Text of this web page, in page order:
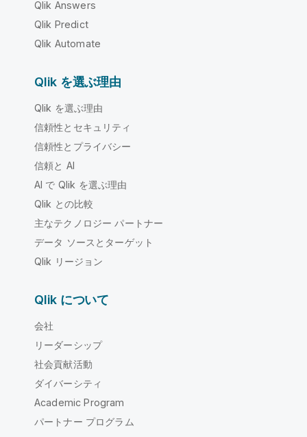
Qlik Answers
Qlik Predict
Qlik Automate
Qlik を選ぶ理由
Qlik を選ぶ理由
信頼性とセキュリティ
信頼性とプライバシー
信頼と AI
AI で Qlik を選ぶ理由
Qlik との比較
主なテクノロジー パートナー
データ ソースとターゲット
Qlik リージョン
Qlik について
会社
リーダーシップ
社会貢献活動
ダイバーシティ
Academic Program
パートナー プログラム